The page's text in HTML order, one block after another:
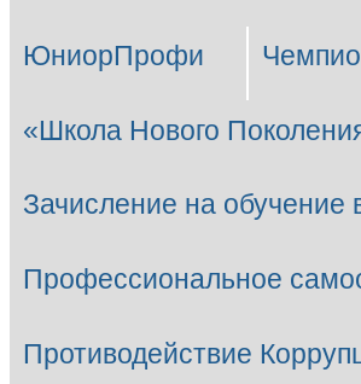
ЮниорПрофи
«Школа Нового
Зачисление на
Профессиональное
Противодействие